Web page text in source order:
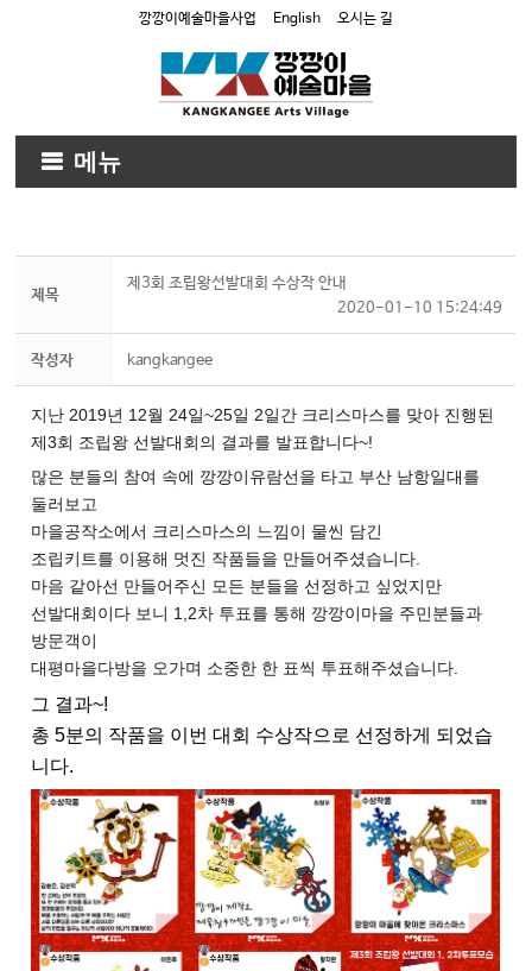
깡깡이예술마을사업 English 오시는 길
메뉴
제목
제3회 조립왕선발대회 수상작 안내
2020-01-10 15:24:49
작성자 kangkangee
지난 2019년 12월 24일~25일 2일간 크리스마스를 맞아 진행된
제3회 조립왕 선발대회의 결과를 발표합니다~!
많은 분들의 참여 속에 깡깡이유람선을 타고 부산 남항일대를
둘러보고
마을공작소에서 크리스마스의 느낌이 물씬 담긴
조립키트를 이용해 멋진 작품들을 만들어주셨습니다.
마음 같아선 만들어주신 모든 분들을 선정하고 싶었지만
선발대회이다 보니 1,2차 투표를 통해 깡깡이마을 주민분들과
방문객이
대평마을다방을 오가며 소중한 한 표씩 투표해주셨습니다.
그 결과~!
총 5분의 작품을 이번 대회 수상작으로 선정하게 되었습
니다.